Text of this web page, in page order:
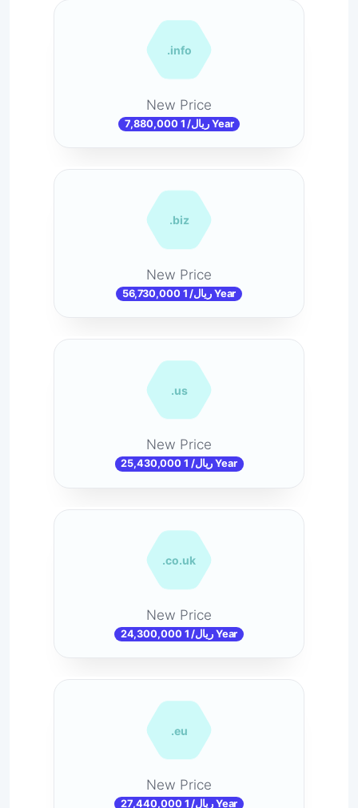
.info
New Price
7,880,000 ریال/ 1 Year
.biz
New Price
56,730,000 ریال/ 1 Year
.us
New Price
25,430,000 ریال/ 1 Year
.co.uk
New Price
24,300,000 ریال/ 1 Year
.eu
New Price
27,440,000 ریال/ 1 Year